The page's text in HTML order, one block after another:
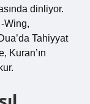
dinliyor.
Wing,
Tahiyyat
Kuran’ın